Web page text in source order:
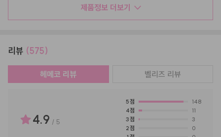
제품정보 더보기
리뷰 (575)
헤메코 리뷰 벨리즈 리뷰
4.9 / 5
5점
148
4점
11
3점
3
2점
0